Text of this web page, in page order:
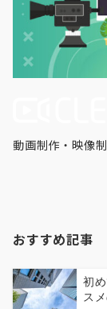
動画制作・映像
おすすめ記事
初
ス